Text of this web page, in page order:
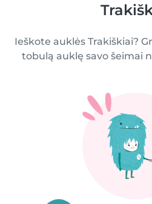
Ieškote auklės Trakiškiai?
tobulą auklę savo šeimai